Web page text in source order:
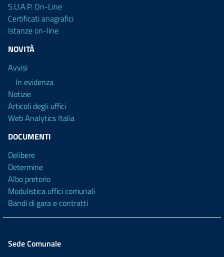
S.U.A.P. On-Line
Certificati anagrafici
Istanze on-line
NOVITÀ
Avvisi
In evidenza
Notizie
Articoli degli uffici
Web Analytics Italia
DOCUMENTI
Delibere
Determine
Albo pretorio
Modulistica uffici comunali
Bandi di gara e contratti
Sede Comunale